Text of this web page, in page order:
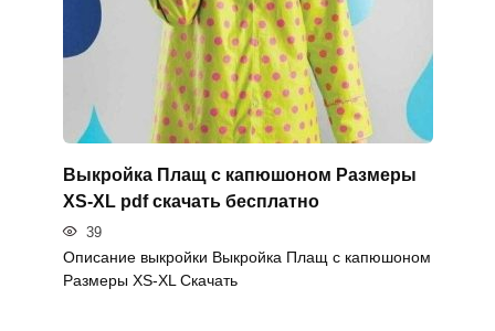
Выкройка Плащ с капюшоном Размеры
XS-XL pdf скачать бесплатно
39
Описание выкройки Выкройка Плащ с капюшоном
Размеры XS-XL Скачать